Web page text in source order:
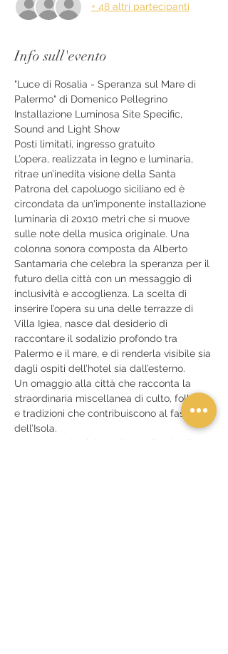
+ 48 altri partecipanti
Info sull'evento
"Luce di Rosalia - Speranza sul Mare di
Palermo" di Domenico Pellegrino
Installazione Luminosa Site Specific,
Sound and Light Show
Posti limitati, ingresso gratuito
L’opera, realizzata in legno e luminaria,
ritrae un’inedita visione della Santa
Patrona del capoluogo siciliano ed è
circondata da un'imponente installazione
luminaria di 20x10 metri che si muove
sulle note della musica originale. Una
colonna sonora composta da Alberto
Santamaria che celebra la speranza per il
futuro della città con un messaggio di
inclusività e accoglienza. La scelta di
inserire l’opera su una delle terrazze di
Villa Igiea, nasce dal desiderio di
raccontare il sodalizio profondo tra
Palermo e il mare, e di renderla visibile sia
dagli ospiti dell’hotel sia dall’esterno.
Un omaggio alla città che racconta la
straordinaria miscellanea di culto, folklore
e tradizioni che contribuiscono al fascino
dell’Isola.
Lo spettacolo si tiene dal 12 al 14 luglio